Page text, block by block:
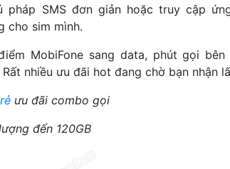
SMS đơn giản hoặc truy cập
cho sim mình.
MobiFone sang data, phút gọi bên
nhiều ưu đãi hot đang chờ bạn nhận
ưu đãi combo gọi
đến 120GB